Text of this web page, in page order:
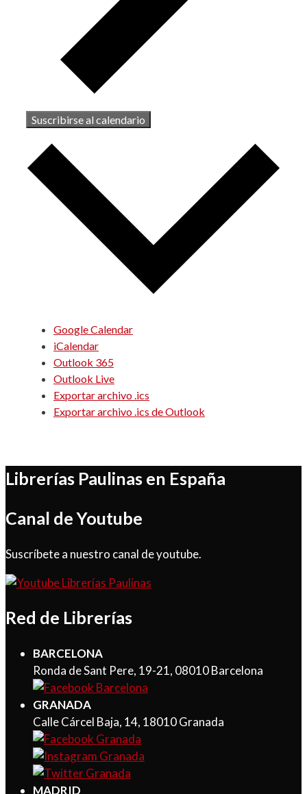
Suscribirse al calendario
Google Calendar
iCalendar
Outlook 365
Outlook Live
Exportar archivo .ics
Exportar archivo .ics de Outlook
Librerías Paulinas en España
Canal de Youtube
Suscríbete a nuestro canal de youtube.
Red de Librerías
BARCELONA
Ronda de Sant Pere, 19-21, 08010 Barcelona
GRANADA
Calle Cárcel Baja, 14, 18010 Granada
MADRID